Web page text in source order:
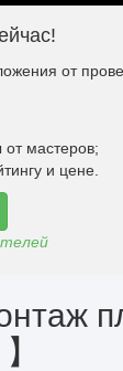
от
мастеров;
и цене.